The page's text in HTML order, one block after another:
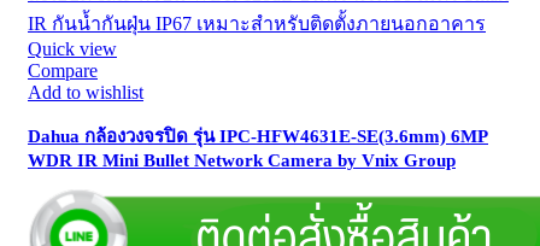
Quick view
Compare
Add to wishlist
Dahua กล้องวงจรปิด รุ่น IPC-HFW4631E-SE(3.6mm) 6MP
WDR IR Mini Bullet Network Camera by Vnix Group